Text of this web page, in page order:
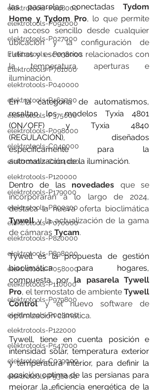
elektrotools-P048000
elektrotools-P092000
elektrotools-P027000
Elektrotools - P038000
Elektrotools-P761000
elektrotools-P040000
elektrotools-P463000
elektrotools-P375000
elektrotools-P098000
elektrotools-C049000
elektrotools-C004000
elektrotools-P120000
elektrotools-P179000
elektrotools-P800300
elektrotools-P070000
elektrotools-P820000
elektrotools-P898000
elektrotools-P058000
elektrotools-P110000
elektrotools-P979800
elektrotools-P003000
elektrotools-P122000
elektrotools-P547000
elektrotools-C039000
elektrotools-P536000
las pasarelas conectadas Tydom
Home y Tydom Pro, lo que permite
un acceso sencillo desde cualquier
ubicación y la configuración de
rutinas y escenarios relacionados con
la temperatura, aperturas e
iluminación.
En la categoría de automatismos,
resaltan los modelos Tyxia 4801
(ON/OFF) y Tyxia 4840
(REGULACIÓN), diseñados
específicamente para la
automatización de la iluminación.
Dentro de las novedades que se
incorporarán a lo largo de 2024,
destaca la nueva oferta bioclimática
Tywell y la actualización de la gama
de cámaras Tycam.
Tywell es la propuesta de gestión
bioclimática para hogares,
compuesta por la pasarela Tywell
Pro, el termostato de ambiente Tywell
Control y el nuevo software de
optimización climática.
Tywell, tiene en cuenta posición e
intensidad solar, temperatura exterior
y temperatura interior, para definir la
posición optima de las persianas para
mejorar la eficiencia energética de la